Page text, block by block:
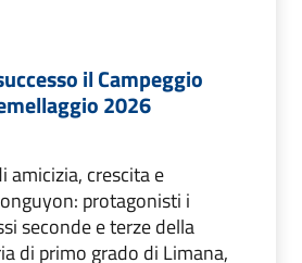
il Campeggio
2026
amicizia, crescita e
protagonisti i
seconde e terze della
di primo grado di Limana,